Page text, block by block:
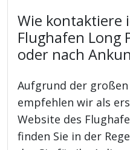
Wie kontaktiere
Flughafen Long
oder nach
Aufgrund der
empfehlen wir als
Website des
finden Sie in der